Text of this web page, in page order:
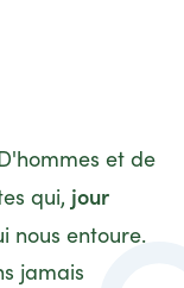
et de
qui, jour
nous entoure.
jamais